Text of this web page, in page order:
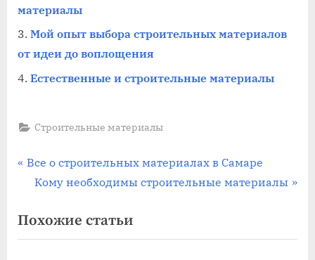
материалы
Мой опыт выбора строительных материалов
от идеи до воплощения
Естественные и строительные материалы
Строительные материалы
Навигация
записям
П
д
ы
Все о строительных материалах в Самаре
С
е
д
Кому необходимы строительные материалы
Похожие статьи